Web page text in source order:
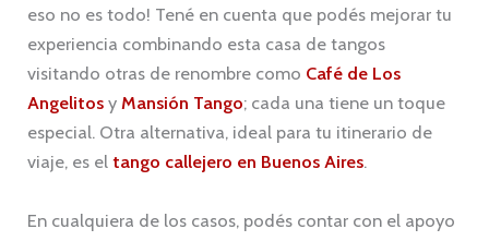
eso no es todo! Tené en cuenta que podés mejorar tu
experiencia combinando esta casa de tangos
visitando otras de renombre como Café de Los
Angelitos yMansión Tango; cada una tiene un toque
especial. Otra alternativa, ideal para tu itinerario de
viaje, es eltango callejero en Buenos Aires.
En cualquiera de los casos, podés contar con el apoyo